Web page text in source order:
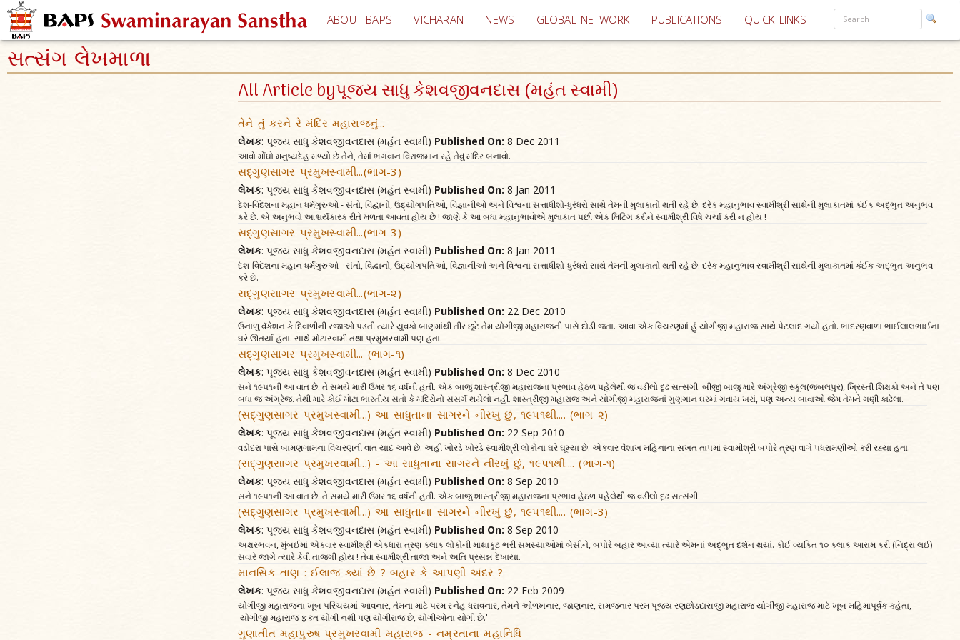
ABOUT BAPS VICHARAN (current)
NEWS GLOBAL NETWORK PUBLICATIONS QUICK LINKS
સત્સંગ લેખમાળા
All Article byપૂજ્ય સાધુ કેશવજીવનદાસ (મહંત સ્વામી)
તેને તું કરને રે મંદિર મહારાજનું...
લેખક: પૂજ્ય સાધુ કેશવજીવનદાસ (મહંત સ્વામી) Published On: 8 Dec 2011
આવો મોંઘો મનુષ્યદેહ મળ્યો છે તેને, તેમાં ભગવાન વિરાજમાન રહે તેવું મંદિર બનાવો.
સદ્ગુણસાગર પ્રમુખસ્વામી...(ભાગ-3)
લેખક: પૂજ્ય સાધુ કેશવજીવનદાસ (મહંત સ્વામી) Published On: 8 Jan 2011
દેશ-વિદેશના મહાન ધર્મગુરુઓ - સંતો, વિદ્વાનો, ઉદ્યોગપતિઓ, વિજ્ઞાનીઓ અને વિશ્વના સત્તાધીશો-ધુરંધરો સાથે તેમની મુલાકાતો થતી રહે છે. દરેક મહાનુભાવ સ્વામીશ્રી સાથેની મુલાકાતમાં કંઈક અદ્‌ભુત અનુભવ
કરે છે. એ અનુભવો આશ્ચર્યકારક રીતે મળતા આવતા હોય છે ! જાણે કે આ બધા મહાનુભાવોએ મુલાકાત પછી એક મિટિંગ કરીને સ્વામીશ્રી વિષે ચર્ચા કરી ન હોય !
સદ્ગુણસાગર પ્રમુખસ્વામી...(ભાગ-3)
લેખક: પૂજ્ય સાધુ કેશવજીવનદાસ (મહંત સ્વામી) Published On: 8 Jan 2011
દેશ-વિદેશના મહાન ધર્મગુરુઓ - સંતો, વિદ્વાનો, ઉદ્યોગપતિઓ, વિજ્ઞાનીઓ અને વિશ્વના સત્તાધીશો-ધુરંધરો સાથે તેમની મુલાકાતો થતી રહે છે. દરેક મહાનુભાવ સ્વામીશ્રી સાથેની મુલાકાતમાં કંઈક અદ્‌ભુત અનુભવ
કરે છે.
સદ્ગુણસાગર પ્રમુખસ્વામી...(ભાગ-૨)
લેખક: પૂજ્ય સાધુ કેશવજીવનદાસ (મહંત સ્વામી) Published On: 22 Dec 2010
ઉનાળુ વૅકેશન કે દિવાળીની રજાઓ પડતી ત્યારે યુવકો બાણમાંથી તીર છૂટે તેમ યોગીજી મહારાજની પાસે દોડી જતા. આવા એક વિચરણમાં હું યોગીજી મહારાજ સાથે પેટલાદ ગયો હતો. ભાદરણવાળા ભાઈલાલભાઈના
ઘરે ઊતર્યા હતા. સાથે મોટાસ્વામી તથા પ્રમુખસ્વામી પણ હતા.
સદ્ગુણસાગર પ્રમુખસ્વામી... (ભાગ-૧)
લેખક: પૂજ્ય સાધુ કેશવજીવનદાસ (મહંત સ્વામી) Published On: 8 Dec 2010
સને ૧૯૫૧ની આ વાત છે. તે સમયે મારી ઉંમર ૧૬ વર્ષની હતી. એક બાજુ શાસ્ત્રીજી મહારાજના પ્રભાવ હેઠળ પહેલેથી જ વડીલો દૃઢ સત્સંગી. બીજી બાજુ મારે અંગ્રેજી સ્કૂલ(જબલપુર), ખ્રિસ્તી શિક્ષકો અને તે પણ
બધા જ અંગ્રેજ. તેથી મારે કોઈ મોટા ભારતીય સંતો કે મંદિરોનો સંસર્ગ થયેલો નહીં. શાસ્ત્રીજી મહારાજ અને યોગીજી મહારાજનાં ગુણગાન ઘરમાં ગવાય ખરાં, પણ અન્ય બાવાઓ જેમ તેમને ગણી કાઢેલા.
(સદ્ગુણસાગર પ્રમુખસ્વામી...) આ સાધુતાના સાગરને નીરખું છું, ૧૯૫૧થી.... (ભાગ-૨)
લેખક: પૂજ્ય સાધુ કેશવજીવનદાસ (મહંત સ્વામી) Published On: 22 Sep 2010
વડોદરા પાસે બામણગામના વિચરણની વાત યાદ આવે છે. અહીં ખોરડે ખોરડે સ્વામીશ્રી લોકોના ઘરે ઘૂમ્યા છે. એકવાર વૈશાખ મહિનાના સખત તાપમાં સ્વામીશ્રી બપોરે ત્રણ વાગે પધરામણીઓ કરી રહ્યા હતા.
(સદ્ગુણસાગર પ્રમુખસ્વામી...) - આ સાધુતાના સાગરને નીરખું છું, ૧૯૫૧થી.... (ભાગ-૧)
લેખક: પૂજ્ય સાધુ કેશવજીવનદાસ (મહંત સ્વામી) Published On: 8 Sep 2010
સને ૧૯૫૧ની આ વાત છે. તે સમયે મારી ઉંમર ૧૬ વર્ષની હતી. એક બાજુ શાસ્ત્રીજી મહારાજના પ્રભાવ હેઠળ પહેલેથી જ વડીલો દૃઢ સત્સંગી.
(સદ્ગુણસાગર પ્રમુખસ્વામી...) આ સાધુતાના સાગરને નીરખું છું, ૧૯૫૧થી.... (ભાગ-3)
લેખક: પૂજ્ય સાધુ કેશવજીવનદાસ (મહંત સ્વામી) Published On: 8 Sep 2010
અક્ષરભવન, મુંબઈમાં એકવાર સ્વામીશ્રી એકધારા ત્રણ કલાક લોકોની માથાકૂટ ભરી સમસ્યાઓમાં બેસીને, બપોરે બહાર આવ્યા ત્યારે એમનાં અદ્‌ભુત દર્શન થયાં. કોઈ વ્યક્તિ ૧૦ કલાક આરામ કરી (નિદ્રા લઈ)
સવારે જાગે ત્યારે કેવી તાજગી હોય ! તેવા સ્વામીશ્રી તાજા અને અતિ પ્રસન્ન દેખાયા.
માનસિક તાણ : ઈલાજ ક્યાં છે ? બહાર કે આપણી અંદર ?
લેખક: પૂજ્ય સાધુ કેશવજીવનદાસ (મહંત સ્વામી) Published On: 22 Feb 2009
યોગીજી મહારાજના ખૂબ પરિચયમાં આવનાર, તેમના માટે પરમ સ્નેહ ધરાવનાર, તેમને ઓળખનાર, જાણનાર, સમજનાર પરમ પૂજ્ય રણછોડદાસજી મહારાજ યોગીજી મહારાજ માટે ખૂબ મહિમાપૂર્વક કહેતા,
'યોગીજી મહારાજ ફક્ત યોગી નથી પણ યોગીરાજ છે, યોગીઓના યોગી છે.'
ગુણાતીત મહાપુરુષ પ્રમુખસ્વામી મહારાજ - નમ્રતાના મહાનિધિ